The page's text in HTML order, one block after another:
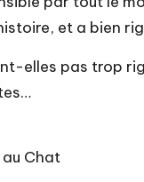
et a bien
elles pas trop
Chat